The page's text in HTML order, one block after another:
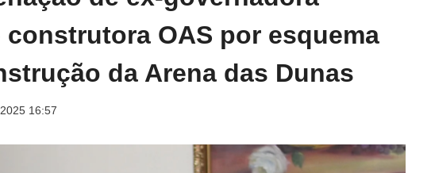
OAS por esquema
da Arena das Dunas
16:57